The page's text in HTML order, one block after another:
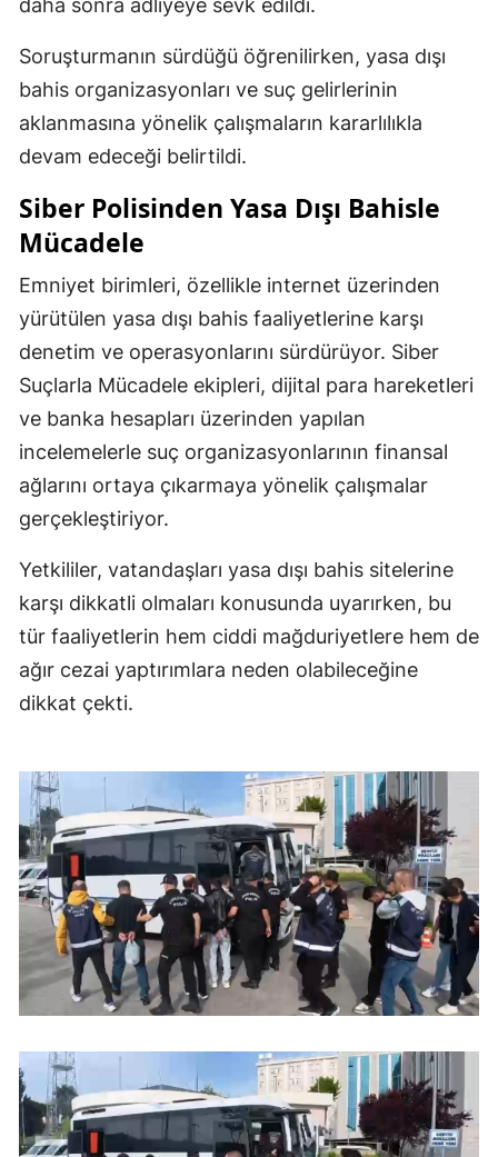
Soruşturmanın sürdüğü öğrenilirken, yasa dışı
bahis organizasyonları ve suç gelirlerinin
aklanmasına yönelik çalışmaların kararlılıkla
devam edeceği belirtildi.
Siber Polisinden Yasa Dışı Bahisle
Mücadele
Emniyet birimleri, özellikle internet üzerinden
yürütülen yasa dışı bahis faaliyetlerine karşı
denetim ve operasyonlarını sürdürüyor. Siber
Suçlarla Mücadele ekipleri, dijital para hareketleri
ve banka hesapları üzerinden yapılan
incelemelerle suç organizasyonlarının finansal
ağlarını ortaya çıkarmaya yönelik çalışmalar
gerçekleştiriyor.
Yetkililer, vatandaşları yasa dışı bahis sitelerine
karşı dikkatli olmaları konusunda uyarırken, bu
tür faaliyetlerin hem ciddi mağduriyetlere hem de
ağır cezai yaptırımlara neden olabileceğine
dikkat çekti.